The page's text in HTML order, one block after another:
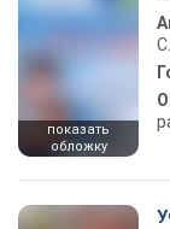
показать
обложку